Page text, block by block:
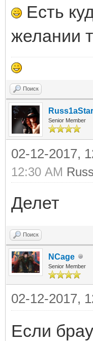
Есть
желании
Поиск
Russ1aStar
Senior Member
02-12-2017,
12:30 AM
Делет
Поиск
NCage
Senior Member
02-12-2017,
Если